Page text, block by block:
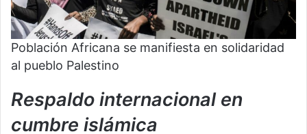
Población Africana se manifiesta en solidaridad
al pueblo Palestino
Respaldo internacional en
cumbre islámica